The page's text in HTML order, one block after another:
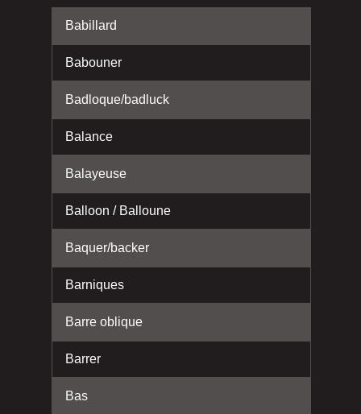
Babillard
Babouner
Badloque/badluck
Balance
Balayeuse
Balloon / Balloune
Baquer/backer
Barniques
Barre oblique
Barrer
Bas